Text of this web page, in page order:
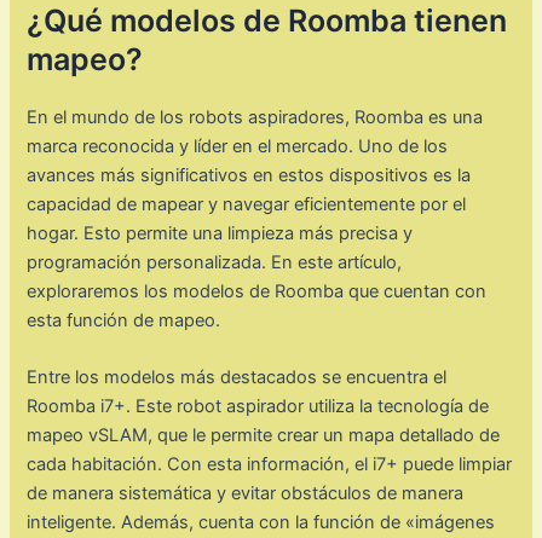
¿Qué modelos de Roomba tienen
mapeo?
En el mundo de los robots aspiradores, Roomba es una
marca reconocida y líder en el mercado. Uno de los
avances más significativos en estos dispositivos es la
capacidad de mapear y navegar eficientemente por el
hogar. Esto permite una limpieza más precisa y
programación personalizada. En este artículo,
exploraremos los modelos de Roomba que cuentan con
esta función de mapeo.
Entre los modelos más destacados se encuentra el
Roomba i7+. Este robot aspirador utiliza la tecnología de
mapeo vSLAM, que le permite crear un mapa detallado de
cada habitación. Con esta información, el i7+ puede limpiar
de manera sistemática y evitar obstáculos de manera
inteligente. Además, cuenta con la función de «imágenes